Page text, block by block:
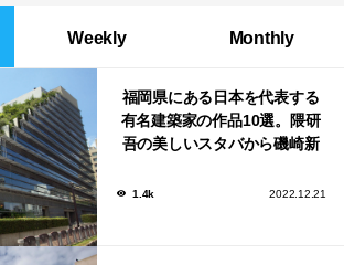
Weekly Monthly
福岡県にある日本を代表する
有名建築家の作品10選。隈研
吾の美しいスタバから磯崎新
1.4k 2022.12.21